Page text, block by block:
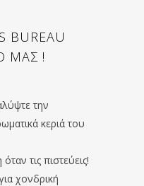
BUREAU
ΜΑΣ !
την
κεριά του
τις πιστεύεις!
χονδρική